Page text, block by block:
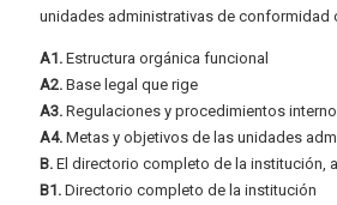
unidades administrativas de conformidad
A1. Estructura orgánica funcional
A2. Base legal que rige
A3. Regulaciones y procedimientos
A4. Metas y objetivos de las unidades
B. El directorio completo de la institución,
B1. Directorio completo de la institución